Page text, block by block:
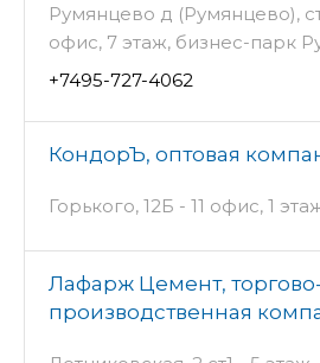
Румянцево д (Румянцево),
офис, 7 этаж, бизнес-парк
+7495-727-4062
КондорЪ, оптовая
Горького, 12Б - 11 офис, 1
Лафарж Цемент, торгово-
производственная